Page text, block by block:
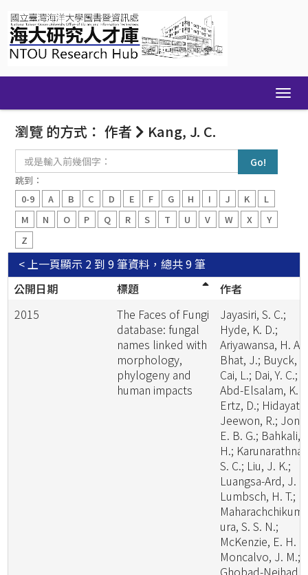
navigation
瀏覽 的方式： 作者 Kang, J. C.
入
前
幾
個
跳到：
0-9
A B C D E F G H I J K
L
M
N O P Q R S T U V W X
Y
Z
顯示 2 到 9 筆資料，總共 9 筆
< 上一頁
公開日期
標題
作者
2015
The Faces of Fungi
database: fungal
names linked with
morphology,
phylogeny and
human impacts
Jayasiri, S. C.;
Hyde, K. D.;
Ariyawansa, H. A.;
Bhat, J.; Buyck,
Cai, L.; Dai, Y. C.;
Abd-Elsalam, K.
Ertz, D.; Hidayat,
Jeewon, R.;
E. B. G.; Bahkali,
H.; Karunarathna,
S. C.; Liu, J. K.;
Luangsa-Ard, J.
Lumbsch, H. T.;
ura, S. S. N.;
McKenzie, E. H.
Moncalvo, J. M.;
Ghobad-Nejhad,